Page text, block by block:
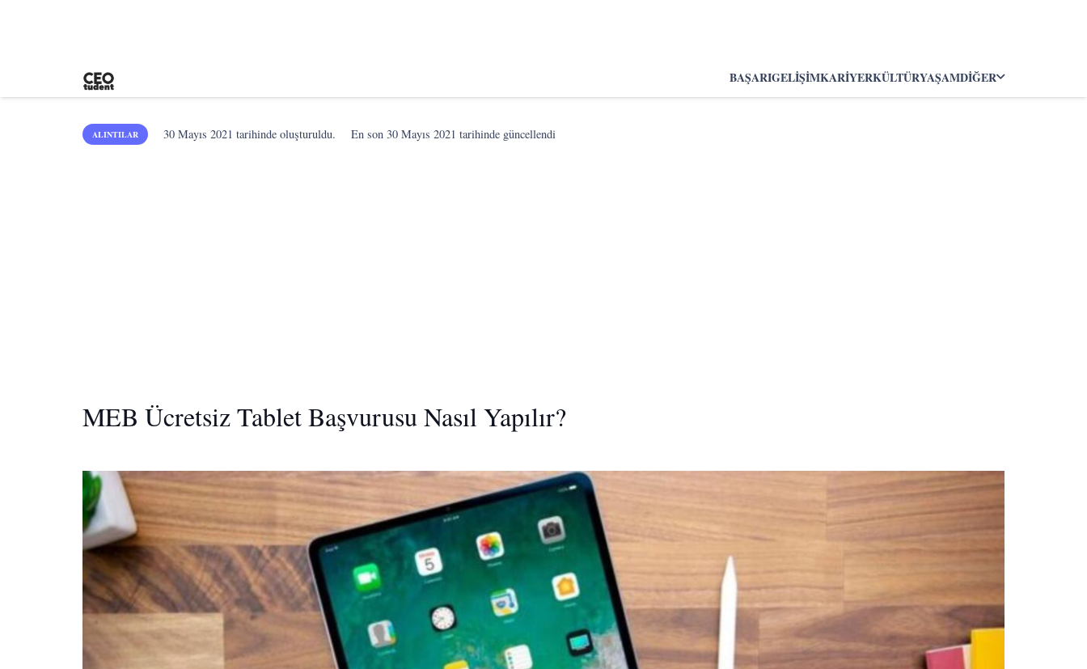
BAŞARIGELIŞIMKARIYERKÜLTÜRYAŞAMDIĞER
ALINTILAR 30 Mayıs 2021 tarihinde oluşturuldu. En son30 Mayıs 2021 tarihinde güncellendi
MEB Ücretsiz Tablet Başvurusu Nasıl Yapılır?